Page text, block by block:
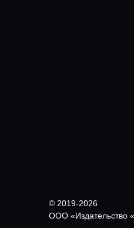
© 2019-2026
ООО «Издательство